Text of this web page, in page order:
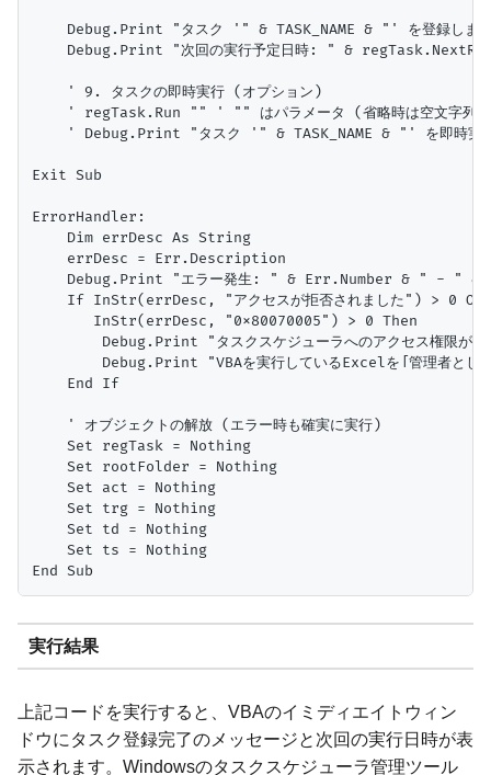
Debug.Print "タスク '" & TASK_NAME & "' を登録しま
Debug.Print "次回の実行予定日時: " &
    ' 9. タスクの即時実行 (オプション)
    ' regTask.Run "" ' "" はパラメータ (省略時は空文字列)
' Debug.Print "タスク '" & TASK_NAME & "' を即時実
Exit Sub
ErrorHandler:
    Dim errDesc As String
    errDesc = Err.Description
Debug.Print "エラー発生: " & Err.Number & " - " &
If InStr(errDesc, "アクセスが拒否されました") > 0 Or
       InStr(errDesc, "0x80070005") > 0 Then
Debug.Print "タスクスケジューラへのアクセス権限がな
Debug.Print "VBAを実行しているExcelを「管理者として
    End If
    ' オブジェクトの解放 (エラー時も確実に実行)
    Set regTask = Nothing
    Set rootFolder = Nothing
    Set act = Nothing
    Set trg = Nothing
    Set td = Nothing
    Set ts = Nothing
実行結果
上記コードを実行すると、VBAのイミディエイトウィン
ドウにタスク登録完了のメッセージと次回の実行日時が表
示されます。Windowsのタスクスケジューラ管理ツール